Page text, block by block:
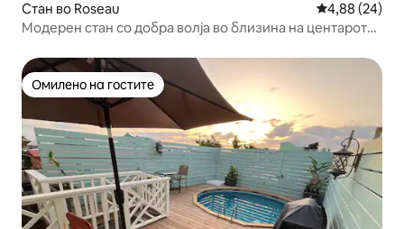
Стан во Roseau Просечна
4,88 (24)
Модерен стан со добра волја во близина на центарот
Омилено на гостите
Омилено на гостите